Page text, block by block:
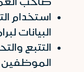
استخدام
البيانات
التتبع
الموظفين